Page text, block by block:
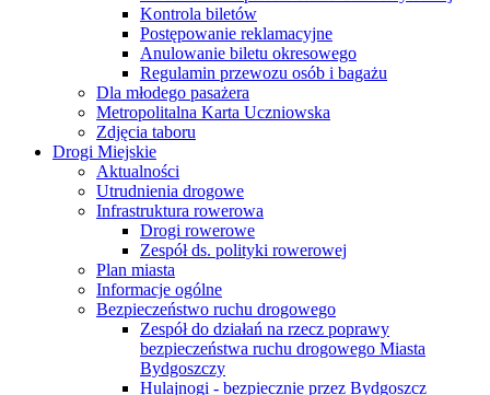
Kontrola biletów
Postępowanie reklamacyjne
Anulowanie biletu okresowego
Regulamin przewozu osób i bagażu
Dla młodego pasażera
Metropolitalna Karta Uczniowska
Zdjęcia taboru
Drogi Miejskie
Aktualności
Utrudnienia drogowe
Infrastruktura rowerowa
Drogi rowerowe
Zespół ds. polityki rowerowej
Plan miasta
Informacje ogólne
Bezpieczeństwo ruchu drogowego
Zespół do działań na rzecz poprawy
bezpieczeństwa ruchu drogowego Miasta
Bydgoszczy
Hulajnogi - bezpiecznie przez Bydgoszcz